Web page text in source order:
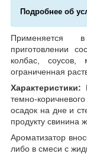
Подробнее об
Применяется
приготовлении
колбас, соусов,
ограниченная
Характеристики:
темно-
осадок на дне и
продукту свинина
Ароматизатор
либо в смеси с